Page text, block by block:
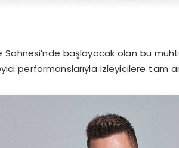
Sahnesi’nde başlayacak olan bu
performanslarıyla izleyicilere tam